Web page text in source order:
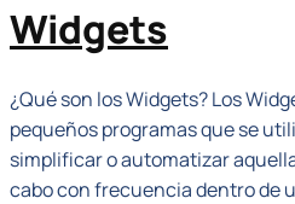
Widgets
¿Qué son los Widgets? Los
pequeños programas que se
simplificar o automatizar
cabo con frecuencia dentro de